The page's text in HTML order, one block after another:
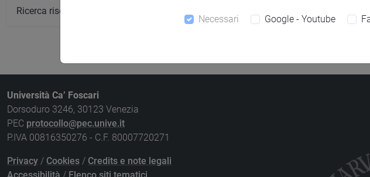
Ricerca risorse bibliografiche
Università Ca’ Foscari
Dorsoduro 3246, 30123 Venezia
PEC protocollo@pec.unive.it
P.IVA 00816350276 - C.F. 80007720271
Privacy / Cookies / Credits e note legali
Necessari Google - Youtube